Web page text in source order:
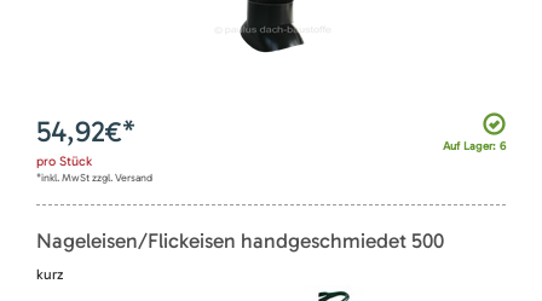
Auf Lager: 6
54,92€*
pro Stück
*inkl. MwSt zzgl. Versand
Nageleisen/Flickeisen handgeschmiedet 500
kurz